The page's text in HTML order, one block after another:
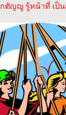
กตัญญู รู้หน้าที่ เป็น